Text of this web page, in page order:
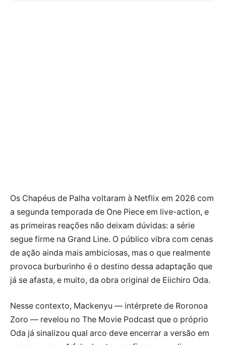
Os Chapéus de Palha voltaram à Netflix em 2026 com
a segunda temporada de One Piece em live-action, e
as primeiras reações não deixam dúvidas: a série
segue firme na Grand Line. O público vibra com cenas
de ação ainda mais ambiciosas, mas o que realmente
provoca burburinho é o destino dessa adaptação que
já se afasta, e muito, da obra original de Eiichiro Oda.
Nesse contexto, Mackenyu — intérprete de Roronoa
Zoro — revelou no The Movie Podcast que o próprio
Oda já sinalizou qual arco deve encerrar a versão em